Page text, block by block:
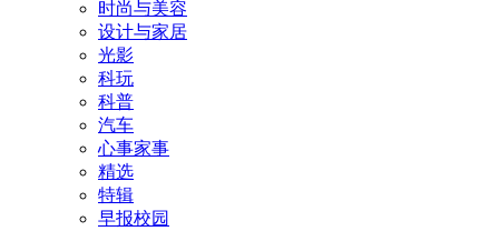
时尚与美容
设计与家居
光影
科玩
科普
汽车
心事家事
精选
特辑
早报校园